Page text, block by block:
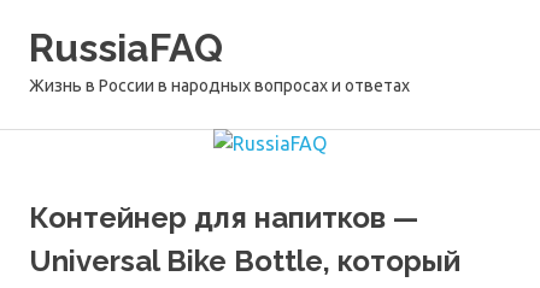
RussiaFAQ
Жизнь в России в народных вопросах и ответах
Контейнер для напитков —
Universal Bike Bottle, который